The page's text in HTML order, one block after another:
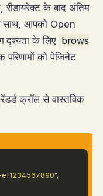
के बाद अंतिम
आपको Open
दृश्यता के लिए brows
को पेजिनेट
क्रॉल से वास्तविक
,